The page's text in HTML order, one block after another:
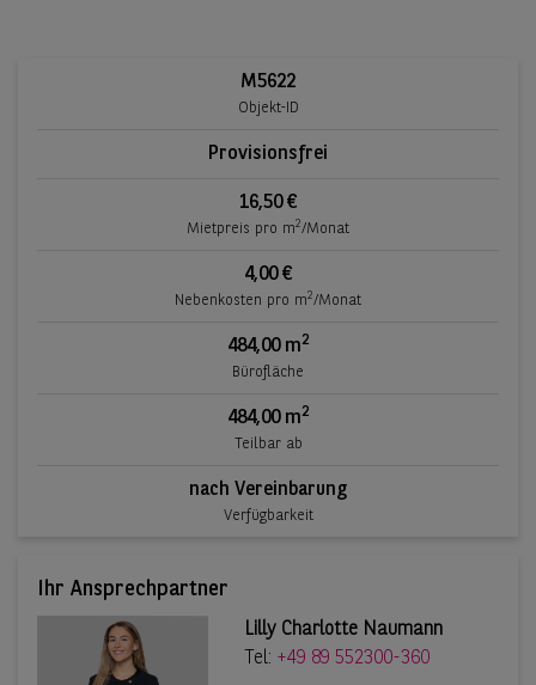
M5622
Objekt-ID
Provisionsfrei
16,50 €
Mietpreis pro m2/Monat
4,00 €
Nebenkosten pro m2/Monat
484,00 m2
Bürofläche
484,00 m2
Teilbar ab
nach Vereinbarung
Verfügbarkeit
Ihr Ansprechpartner
Lilly Charlotte Naumann
Tel: +49 89 552300-360